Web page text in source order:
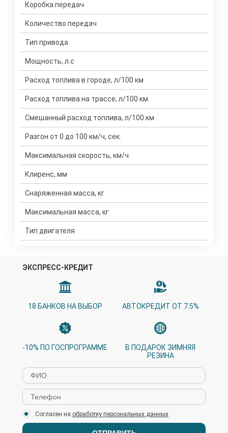
Коробка передач
Количество передач
Тип привода
Мощность, л.с
Расход топлива в городе, л/100 км
Расход топлива на трассе, л/100 км
Смешанный расход топлива, л/100 км
Разгон от 0 до 100 км/ч, сек.
Максимальная скорость, км/ч
Клиренс, мм
Снаряженная масса, кг
Максимальная масса, кг
Тип двигателя
ЭКСПРЕСС-КРЕДИТ
18 БАНКОВ НА ВЫБОР АВТОКРЕДИТ ОТ 7.5%
-10% ПО ГОСПРОГРАММЕ
В ПОДАРОК ЗИМНЯЯ
РЕЗИНА
Согласен на обработку персональных данных